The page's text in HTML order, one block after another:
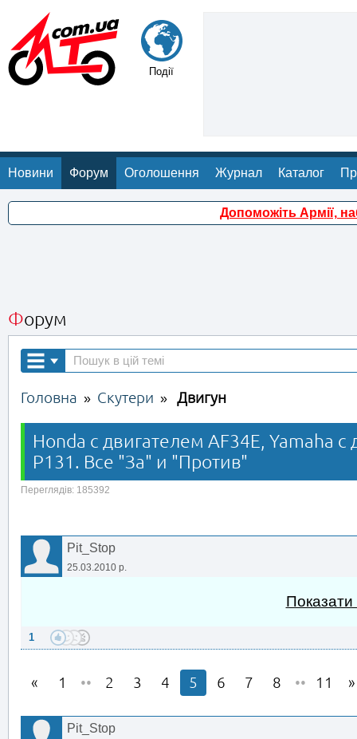
Події
Новини Форум Оголошення Журнал Каталог
Допоможіть Армії,
Форум
Головна » Скутери » Двигун
Honda c двигателем AF34E, Yamaha
P131. Все "За" и "Против"
Переглядів: 185392
Pit_Stop
25.03.2010 р.
Показати
1
1 •• 2 3 4 5 6 7 8 •• 11
Pit_Stop